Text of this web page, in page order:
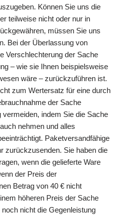
Können Sie uns die
teilweise nicht oder nur in
müssen Sie uns
Bei der Überlassung von
Verschlechterung der Sache
– wie sie Ihnen beispielsweise
wäre – zurückzuführen ist.
zum Wertersatz für eine durch
der Sache
indem Sie die Sache
nehmen und alles
Paketversandfähige
zurückzusenden. Sie haben die
wenn die gelieferte Ware
der Preis der
Betrag von 40 € nicht
höheren Preis der Sache
nicht die Gegenleistung